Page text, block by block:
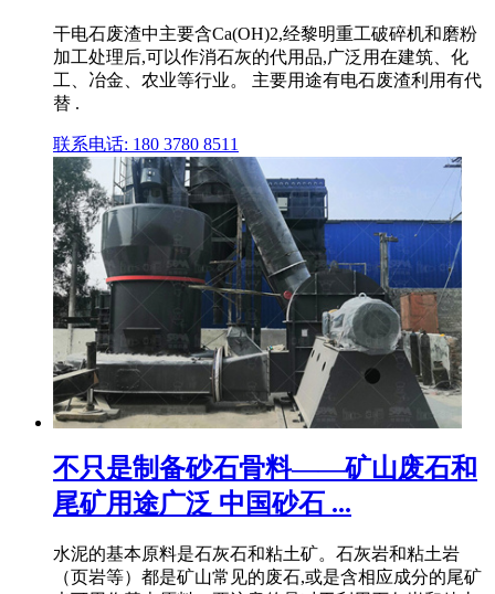
干电石废渣中主要含Ca(OH)2,经黎明重工破碎机和磨粉
加工处理后,可以作消石灰的代用品,广泛用在建筑、化
工、冶金、农业等行业。 主要用途有电石废渣利用有代
替 .
联系电话: 180 3780 8511
不只是制备砂石骨料——矿山废石和
尾矿用途广泛 中国砂石 ...
水泥的基本原料是石灰石和粘土矿。石灰岩和粘土岩
（页岩等）都是矿山常见的废石,或是含相应成分的尾矿